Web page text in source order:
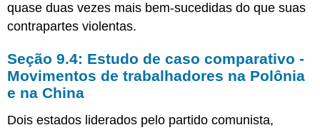
quase duas vezes mais bem-sucedidas do que suas
contrapartes violentas.
Seção 9.4: Estudo de caso comparativo -
Movimentos de trabalhadores na Polônia
e na China
Dois estados liderados pelo partido comunista,